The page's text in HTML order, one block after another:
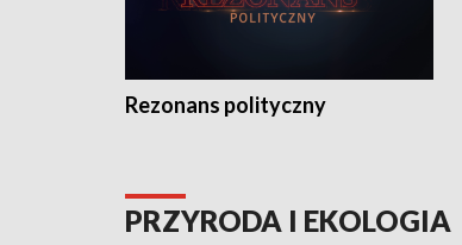
Rezonans polityczny
PRZYRODA I EKOLOGIA